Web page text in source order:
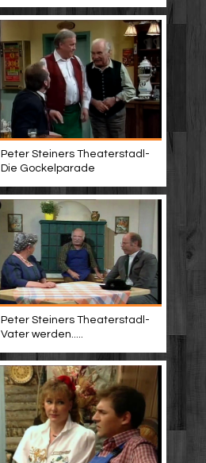
Peter Steiners Theaterstadl-
Die Gockelparade
Peter Steiners Theaterstadl-
Vater werden.....